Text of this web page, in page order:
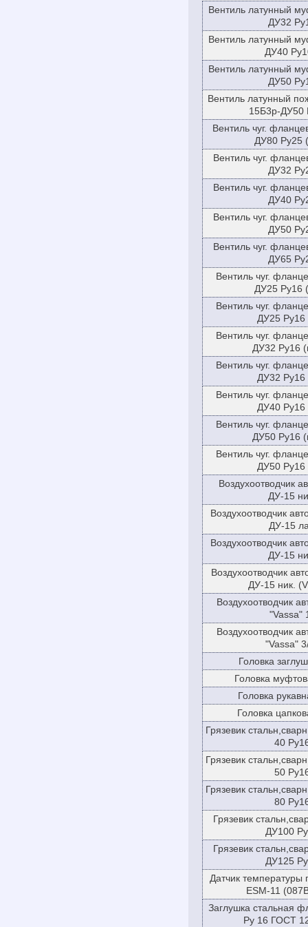
Вентиль латунный
ДУ32
Вентиль латунный
ДУ40
Вентиль латунный
ДУ50
Вентиль латунный
15Б3р-ДУ50
Вентиль чуг.
ДУ80 Ру25
Вентиль чуг.
ДУ32
Вентиль чуг.
ДУ40
Вентиль чуг.
ДУ50
Вентиль чуг.
ДУ65
Вентиль чуг.
ДУ25 Ру16
Вентиль чуг.
ДУ25
Вентиль чуг.
ДУ32 Ру16
Вентиль чуг.
ДУ32
Вентиль чуг.
ДУ40
Вентиль чуг.
ДУ50 Ру16
Вентиль чуг.
ДУ50
Воздухоотводчик
ДУ-15
Воздухоотводчик
ДУ-15
Воздухоотводчик
ДУ-15
Воздухоотводчик
ДУ-15 ник.
Воздухоотводчик
"Vassa"
Воздухоотводчик
"Vassa"
Головка
Головка
Головка
Головка
Грязевик
40
Грязевик
50
Грязевик
80
Грязевик
ДУ100
Грязевик
ДУ125
Датчик температуры
ESM-11
Заглушка стальная
Ру 16 ГОСТ